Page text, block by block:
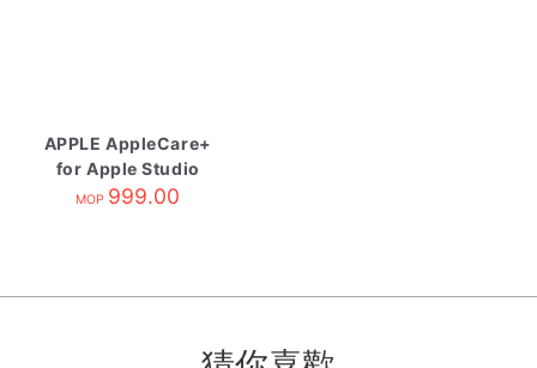
APPLE AppleCare+
for Apple Studio
Display
MOP 999.00